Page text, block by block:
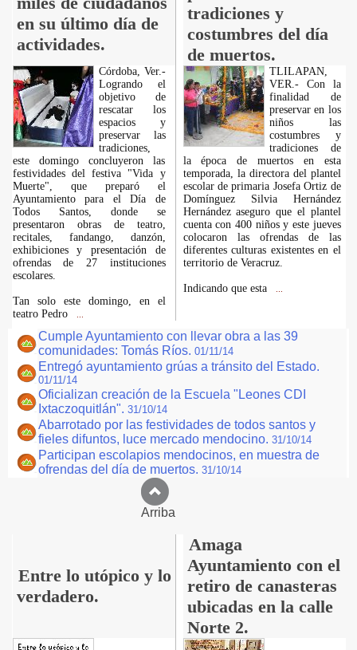
en su último día de
actividades.
tradiciones y
costumbres del día
de muertos.
Córdoba, Ver.-
Logrando el
objetivo de
rescatar los
espacios y
preservar las
tradiciones,
este domingo concluyeron las
festividades del festiva "Vida y
Muerte", que preparó el
Ayuntamiento para el Día de
Todos Santos, donde se
presentaron obras de teatro,
recitales, fandango, danzón,
exhibiciones y presentación de
ofrendas de 27 instituciones
escolares.
Tan solo este domingo, en el
teatro Pedro
TLILAPAN,
VER.- Con la
finalidad de
preservar en los
niños las
costumbres y
tradiciones de
la época de muertos en esta
temporada, la directora del plantel
escolar de primaria Josefa Ortiz de
Domínguez Silvia Hernández
Hernández aseguro que el plantel
cuenta con 400 niños y este jueves
colocaron las ofrendas de las
diferentes culturas existentes en el
territorio de Veracruz.
Indicando que esta
Cumple Ayuntamiento con llevar obra a las 39
comunidades: Tomás Ríos. 01/11/14
Entregó ayuntamiento grúas a tránsito del Estado.
01/11/14
Oficializan creación de la Escuela "Leones CDI
Ixtaczoquitlán". 31/10/14
Abarrotado por las festividades de todos santos y
fieles difuntos, luce mercado mendocino. 31/10/14
Participan escolapios mendocinos, en muestra de
ofrendas del día de muertos. 31/10/14
Arriba
Entre lo utópico y lo
verdadero.
Amaga
Ayuntamiento con el
retiro de canasteras
ubicadas en la calle
Norte 2.